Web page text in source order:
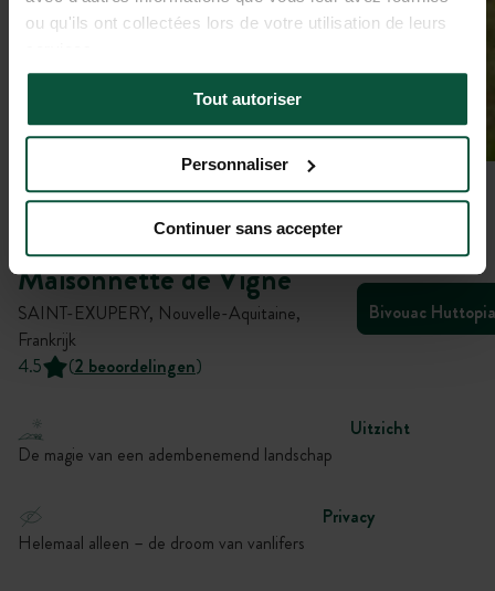
ou qu'ils ont collectées lors de votre utilisation de leurs
Tout autoriser
Personnaliser
Continuer sans accepter
Maisonnette de Vigne
SAINT-EXUPERY, Nouvelle-Aquitaine,
Frankrijk
Bivouac
4.5 (2 beoordelingen)
Uitzicht
De magie van een adembenemend landschap
Privacy
Helemaal alleen – de droom van vanlifers